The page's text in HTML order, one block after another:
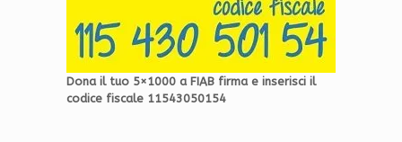
Dona il tuo 5×1000 a FIAB firma e inserisci il
codice fiscale 11543050154